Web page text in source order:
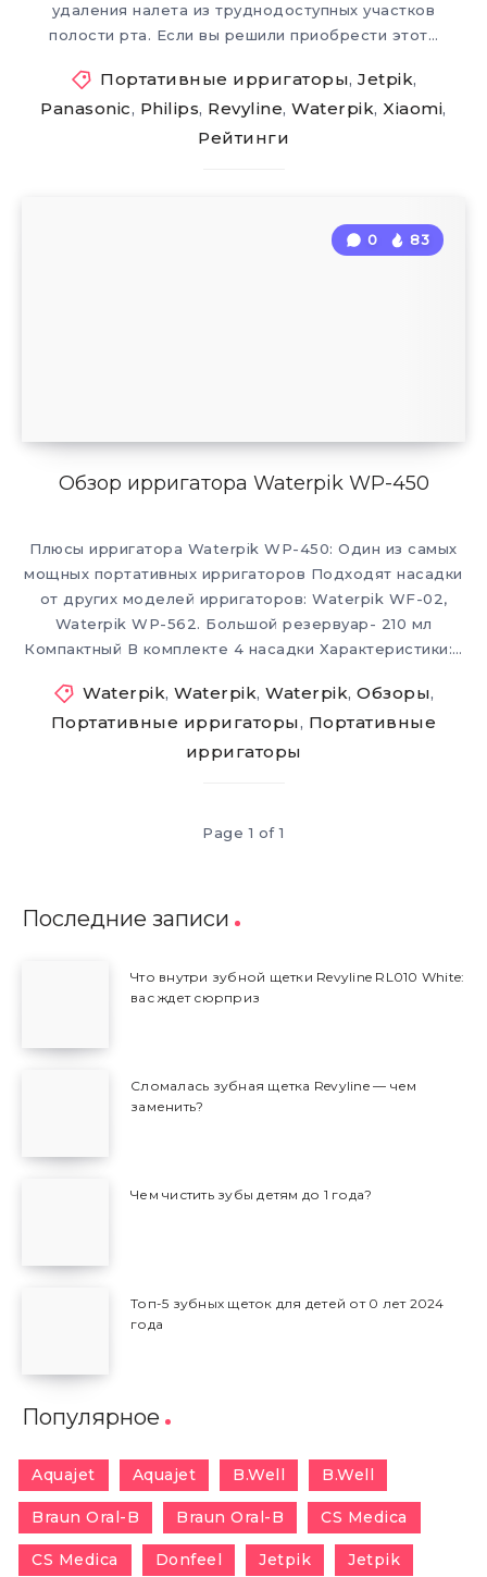
удаления налета из труднодоступных участков
полости рта. Если вы решили приобрести этот…
Портативные ирригаторы, Jetpik,
Panasonic, Philips, Revyline,Waterpik, Xiaomi,
Рейтинги
Обзор ирригатора Waterpik WP-450
0 83
Плюсы ирригатора Waterpik WP-450: Один из самых
мощных портативных ирригаторов Подходят насадки
от других моделей ирригаторов: Waterpik WF-02,
Waterpik WP-562. Большой резервуар- 210 мл
Компактный В комплекте 4 насадки Характеристики:…
Waterpik, Waterpik, Waterpik, Обзоры,
Портативные ирригаторы, Портативные
ирригаторы
Page 1 of 1
Последние записи
Что внутри зубной щетки Revyline RL010 White:
вас ждет сюрприз
Сломалась зубная щетка Revyline — чем
заменить?
Чем чистить зубы детям до 1 года?
Топ-5 зубных щеток для детей от 0 лет 2024
года
Популярное
Aquajet Aquajet B.Well B.Well
Braun Oral-B Braun Oral-B CS Medica
CS Medica Donfeel Jetpik Jetpik